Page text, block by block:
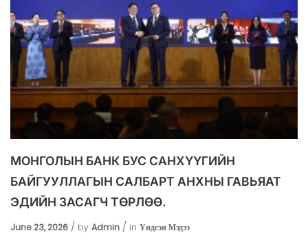
МОНГОЛЫН БАНК БУС САНХҮҮГИЙН
БАЙГУУЛЛАГЫН САЛБАРТ АНХНЫ ГАВЬЯАТ
ЭДИЙН ЗАСАГЧ ТӨРЛӨӨ.
June 23, 2026 by Admin in Үндсэн Мэдээ